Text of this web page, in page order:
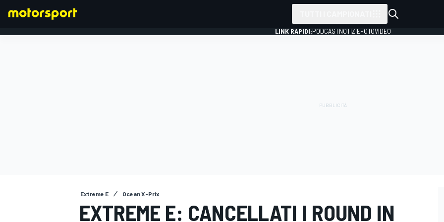
LINK RAPIDI:PODCASTNOTIZIEFOTOVIDEO
Extreme E Ocean X-Prix
EXTREME E: CANCELLATI I ROUND IN